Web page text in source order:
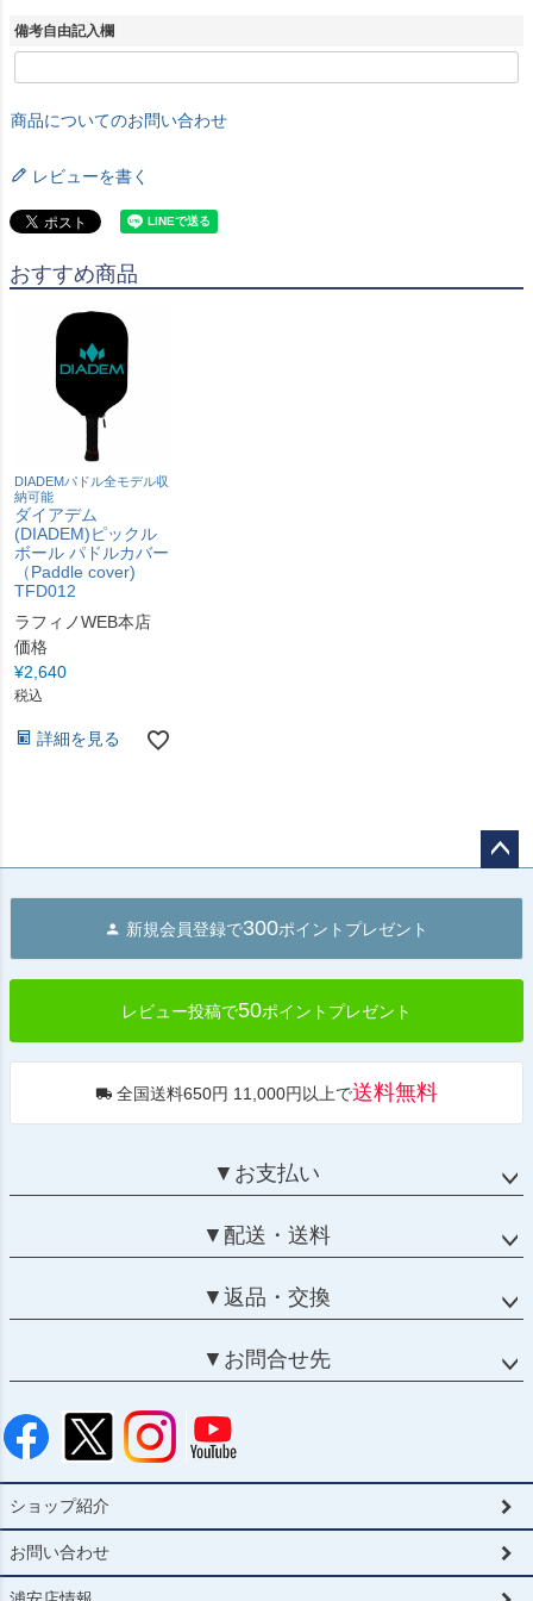
備考自由記入欄
商品についてのお問い合わせ
レビューを書く
おすすめ商品
DIADEMパドル全モデル収
納可能
ダイアデム
(DIADEM)ピックル
ボール パドルカバー
（Paddle cover)
TFD012
ラフィノWEB本店
価格
¥2,640
税込
詳細を見る
へ
新規会員登録で300ポイントプレゼント
レビュー投稿で50ポイントプレゼント
全国送料650円 11,000円以上で送料無料
▼お支払い
▼配送・送料
▼返品・交換
▼お問合せ先
ショップ紹介
お問い合わせ